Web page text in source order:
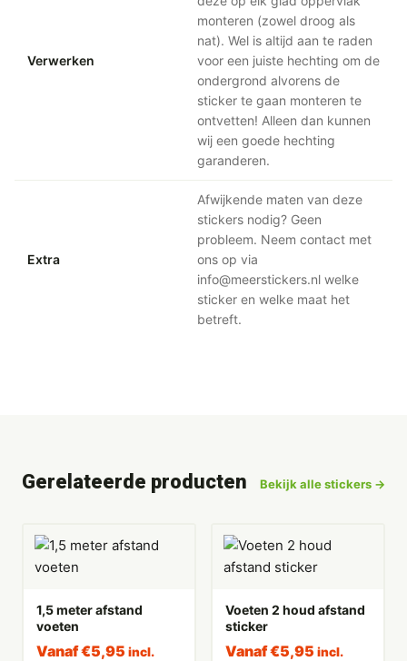
Verwerken
monteren (zowel droog als
nat). Wel is altijd aan te raden
voor een juiste hechting om de
ondergrond alvorens de
sticker te gaan monteren te
ontvetten! Alleen dan kunnen
wij een goede hechting
garanderen.
Extra
Afwijkende maten van deze
stickers nodig? Geen
probleem. Neem contact met
ons op via
info@meerstickers.nl welke
sticker en welke maat het
betreft.
Gerelateerde producten Bekijk alle stickers →
1,5 meter afstand
voeten
Vanaf€5,95 incl.
Voeten 2 houd afstand
sticker
Vanaf€5,95 incl.